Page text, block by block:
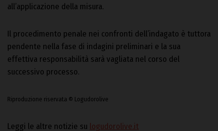
all’applicazione della misura.
Il procedimento penale nei confronti dell’indagato è tuttora
pendente nella fase di indagini preliminari e la sua
effettiva responsabilità sarà vagliata nel corso del
successivo processo.
Riproduzione riservata © Logudorolive
Leggi le altre notizie su logudorolive.it